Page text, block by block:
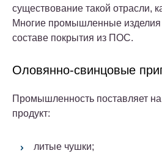
существование такой отрасли,
Многие промышленные
составе покрытия из ПОС.
Оловянно-свинцовые
Промышленность поставляет
продукт:
литые чушки;